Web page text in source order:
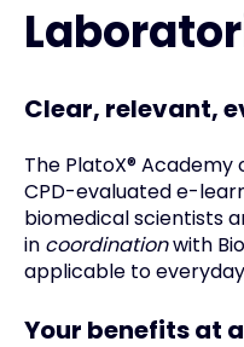
Clear, relevant,
The PlatoX®
CPD-evaluated e-
biomedical scientists
in coordinationwith
applicable to
Your benefits at